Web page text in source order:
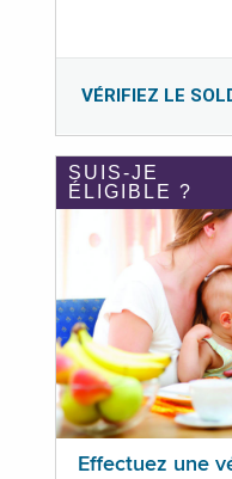
VÉRIFIEZ LE
SUIS-JE
ÉLIGIBLE ?
Effectuez une